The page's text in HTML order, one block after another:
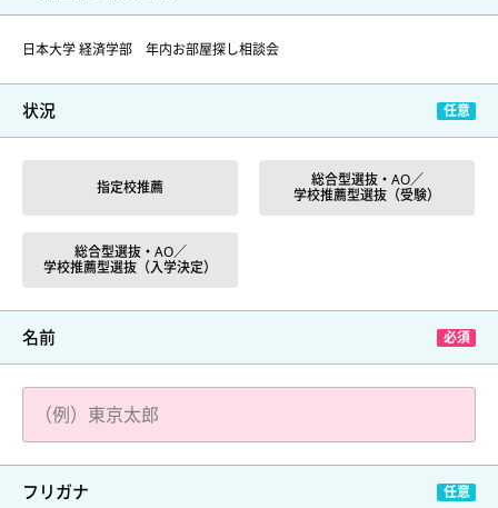
日本大学 経済学部 年内お部屋探し相談会
状況
指定校推薦
総合型選抜・AO／
学校推薦型選抜（受験）
総合型選抜・AO／
学校推薦型選抜（入学決定）
名前
フリガナ